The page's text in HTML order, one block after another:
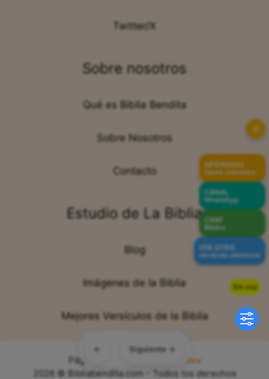
← Siguiente →
Sin voz
Twitter/X
Sobre nosotros
Qué es Biblia Bendita
Sobre Nosotros
Contacto
Estudio de La Biblia
Blog
Imágenes de la Biblia
Mejores Versículos de la Biblia
Página web creada por:
Sitiova
2026 © Bibliabendita.com - Todos los derechos
✕
APÓYANOS
Hazte miembro
CANAL
WhatsApp
CHAT
Bíblico
VER OTRO
versículo aleatorio